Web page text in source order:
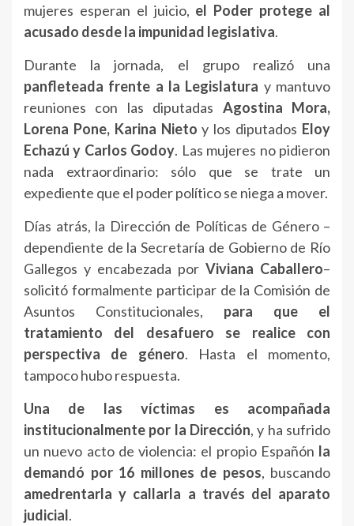
mujeres esperan el juicio, el Poder protege al
acusado desdela impunidad legislativa.
Durante lajornada, el grupo realizó una
panfleteada frente a la Legislatura y mantuvo
reuniones con las diputadas Agostina Mora,
Lorena Pone, Karina Nieto y los diputados Eloy
Echazúy Carlos Godoy. Las mujeres no pidieron
nada extraordinario: sólo que se trate un
expediente que el poderpolíticose niega a mover.
Días atrás, la Dirección de Políticas de Género –
dependiente de laSecretaría de Gobierno de Río
Gallegos y encabezada por Viviana Caballero–
solicitó formalmente participar de la Comisión de
Asuntos Constitucionales, para que el
tratamiento del desafuero se realice con
perspectiva de género. Hasta el momento,
tampocohuborespuesta.
Una de lasvíctimas es acompañada
institucionalmente por la Dirección,y ha sufrido
un nuevo acto de violencia: el propio Españón la
demandó por 16 millones de pesos, buscando
amedrentarlay callarla a través del aparato
judicial.